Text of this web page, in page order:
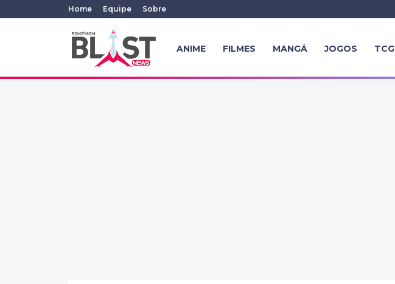
Home Equipe Sobre
ANIME FILMES MANGÁ JOGOS TCG